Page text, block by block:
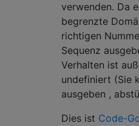
verwenden. Da
begrenzte
richtigen
Sequenz
Verhalten ist
undefiniert (Sie
ausgeben ,
Dies ist Code-